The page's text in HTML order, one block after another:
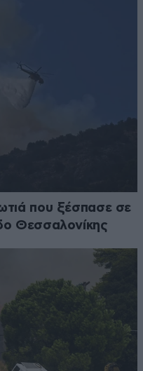
που ξέσπασε σε
Θεσσαλονίκης